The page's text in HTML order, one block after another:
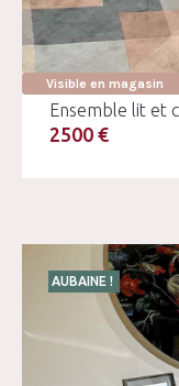
Visible en magasin
Ensemble lit et
2500 €
AUBAINE !